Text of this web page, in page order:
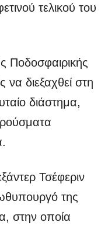
τελικού του
Ποδοσφαιρικής
να διεξαχθεί στη
διάστημα,
Τσέφεριν
της
στην οποία